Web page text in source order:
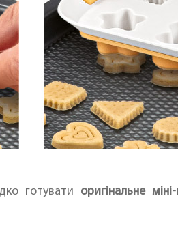
готувати оригінальне